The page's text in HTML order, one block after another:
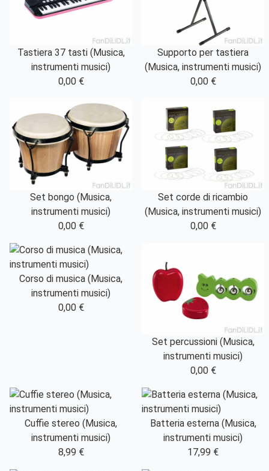
Tastiera 37 tasti (Musica,
instrumenti musici)
0,00 €
Supporto per tastiera
(Musica, instrumenti musici)
0,00 €
Set bongo (Musica,
instrumenti musici)
0,00 €
Set corde di ricambio
(Musica, instrumenti musici)
0,00 €
Corso di musica (Musica,
instrumenti musici)
0,00 €
Set percussioni (Musica,
instrumenti musici)
0,00 €
Cuffie stereo (Musica,
instrumenti musici)
8,99 €
Batteria esterna (Musica,
instrumenti musici)
17,99 €